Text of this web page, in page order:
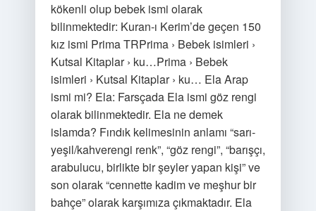
kökenli olup bebek ismi olarak
bilinmektedir: Kuran-ı Kerim’de geçen 150
kız ismi Prima TRPrima › Bebek isimleri ›
Kutsal Kitaplar › ku…Prima › Bebek
isimleri › Kutsal Kitaplar › ku… Ela Arap
ismi mi? Ela: Farsçada Ela ismi göz rengi
olarak bilinmektedir. Ela ne demek
islamda? Fındık kelimesinin anlamı “sarı-
yeşil/kahverengi renk”, “göz rengi”, “barışçı,
arabulucu, birlikte bir şeyler yapan kişi” ve
son olarak “cennette kadim ve meşhur bir
bahçe” olarak karşımıza çıkmaktadır. Ela